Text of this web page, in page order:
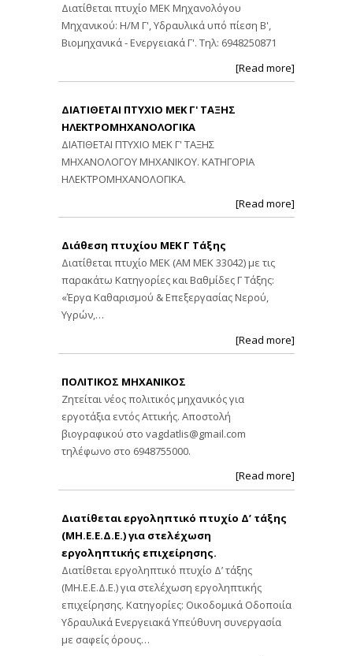
Διατίθεται πτυχίο ΜΕΚ Μηχανολόγου
Μηχανικού: Η/Μ Γ', Υδραυλικά υπό πίεση Β',
Βιομηχανικά - Ενεργειακά Γ'. Τηλ: 6948250871
[Read more]
ΔΙΑΤΙΘΕΤΑΙ ΠΤΥΧΙΟ ΜΕΚ Γ' ΤΑΞΗΣ
ΗΛΕΚΤΡΟΜΗΧΑΝΟΛΟΓΙΚΑ
ΔΙΑΤΙΘΕΤΑΙ ΠΤΥΧΙΟ ΜΕΚ Γ' ΤΑΞΗΣ
ΜΗΧΑΝΟΛΟΓΟΥ ΜΗΧΑΝΙΚΟΥ. ΚΑΤΗΓΟΡΙΑ
ΗΛΕΚΤΡΟΜΗΧΑΝΟΛΟΓΙΚΑ.
[Read more]
Διάθεση πτυχίου ΜΕΚ Γ Τάξης
Διατίθεται πτυχίο ΜΕΚ (ΑΜ ΜΕΚ 33042) με τις
παρακάτω Κατηγορίες και Βαθμίδες Γ Τάξης:
«Έργα Καθαρισμού & Επεξεργασίας Νερού,
Υγρών,…
[Read more]
ΠΟΛΙΤΙΚΟΣ ΜΗΧΑΝΙΚΟΣ
Ζητείται νέος πολιτικός μηχανικός για
εργοτάξια εντός Αττικής. Αποστολή
βιογραφικού στο vagdatlis@gmail.com
τηλέφωνο στο 6948755000.
[Read more]
Διατίθεται εργοληπτικό πτυχίο Δ’ τάξης
(ΜΗ.Ε.Ε.Δ.Ε.) για στελέχωση
εργοληπτικής επιχείρησης.
Διατίθεται εργοληπτικό πτυχίο Δ’ τάξης
(ΜΗ.Ε.Ε.Δ.Ε.) για στελέχωση εργοληπτικής
επιχείρησης. Κατηγορίες: Οικοδομικά Οδοποιία
Υδραυλικά Ενεργειακά Υπεύθυνη συνεργασία
με σαφείς όρους…